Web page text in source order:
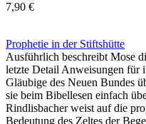
7,90 €
Prophetie in der Stiftshütte
Ausführlich beschreibt Mose
letzte Detail Anweisungen für
Gläubige des Neuen Bundes
sie beim Bibellesen einfach
Rindlisbacher weist auf die
Bedeutung des Zeltes der